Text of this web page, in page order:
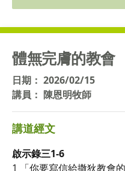
體無完膚的教會
日期： 2026/02/15
講員： 陳恩明牧師
講道經文
啟示錄三1-6
1 「你要寫信給撒狄教會